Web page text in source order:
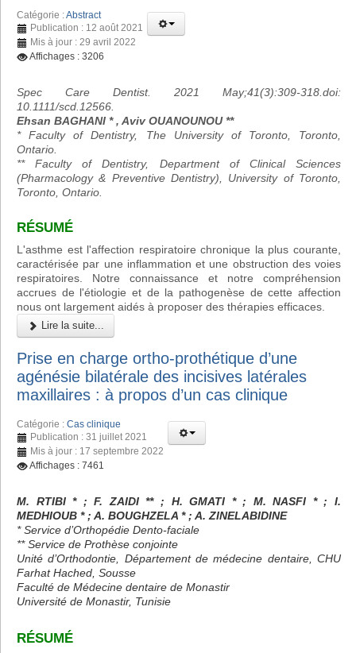
Catégorie :Abstract
Publication : 12 août 2021
Mis à jour : 29 avril 2022
Affichages : 3206
Spec Care Dentist. 2021 May;41(3):309-318.doi:
10.1111/scd.12566.
Ehsan BAGHANI * , Aviv OUANOUNOU **
* Faculty of Dentistry, The University of Toronto, Toronto,
Ontario.
** Faculty of Dentistry, Department of Clinical Sciences
(Pharmacology & Preventive Dentistry), University of Toronto,
Toronto, Ontario.
RÉSUMÉ
L'asthme est l'affection respiratoire chronique la plus courante,
caractérisée par une inflammation et une obstruction des voies
respiratoires. Notre connaissance et notre compréhension
accrues de l'étiologie et de la pathogenèse de cette affection
nous ont largement aidés à proposer des thérapies efficaces.
Lire la suite...
Prise en charge ortho-prothétique d’une
agénésie bilatérale des incisives latérales
maxillaires : à propos d’un cas clinique
Catégorie : Cas clinique
Publication : 31 juillet 2021
Mis à jour : 17 septembre 2022
Affichages : 7461
M. RTIBI * ; F. ZAIDI ** ; H. GMATI * ; M. NASFI * ; I.
MEDHIOUB * ; A. BOUGHZELA * ; A. ZINELABIDINE
* Service d’Orthopédie Dento-faciale
** Service de Prothèse conjointe
Unité d’Orthodontie, Département de médecine dentaire, CHU
Farhat Hached, Sousse
Faculté de Médecine dentaire de Monastir
Université de Monastir, Tunisie
RÉSUMÉ